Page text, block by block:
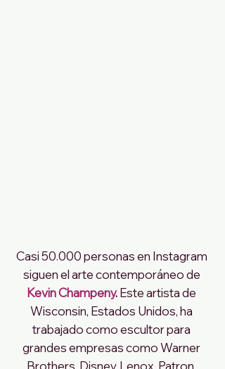
Casi 50.000 personas en Instagram
siguen el arte contemporáneo de
Kevin Champeny. Este artista de
Wisconsin, Estados Unidos, ha
trabajado como escultor para
grandes empresas como Warner
Brothers, Disney, Lenox, Patron,